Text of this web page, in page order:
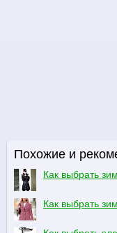
Похожие и
Как выбрать
Как выбрать